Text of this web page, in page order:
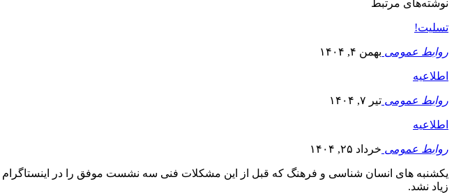
نوشته‌های مرتبط
تسلیت!
روابط عمومی بهمن ۴, ۱۴۰۴
اطلاعیه
روابط عمومی تیر ۷, ۱۴۰۴
اطلاعیه
روابط عمومی خرداد ۲۵, ۱۴۰۴
یکشنبه های انسان شناسی و فرهنگ که قبل از این مشکلات فنی سه نشست موفق را در
زیاد نشد.